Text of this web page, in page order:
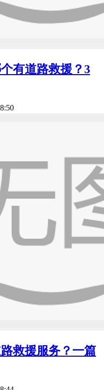
有道路救援？3
救援服务？一篇